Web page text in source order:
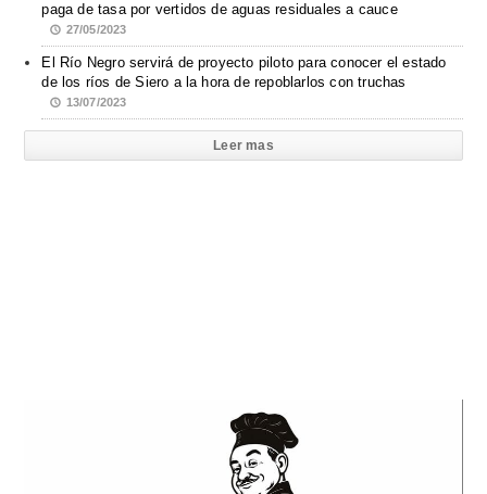
paga de tasa por vertidos de aguas residuales a cauce
27/05/2023
El Río Negro servirá de proyecto piloto para conocer el estado
de los ríos de Siero a la hora de repoblarlos con truchas
13/07/2023
Leer mas